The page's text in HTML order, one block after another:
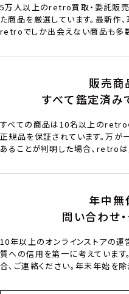
5万人以上のretro買取・委託販
た商品を厳選しています。最新作
retroでしか出会えない商品も多数
販売商
すべて鑑定済み
すべての商品は10名以上のretro
正規品を保証されています。万
あることが判明した場合、retro
年中無
問い合わせ
10年以上のオンラインストアの
質への信用を第一に考えています
合、ご連絡ください。年末年始を除